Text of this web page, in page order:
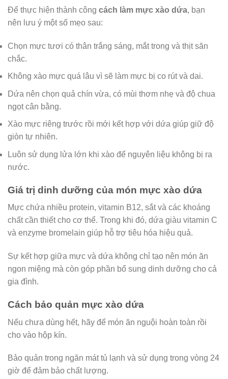
Để thực hiện thành công cách làm mực xào dứa, bạn
nên lưu ý một số mẹo sau:
Chọn mực tươi có thân trắng sáng, mắt trong và thịt săn
chắc.
Không xào mực quá lâu vì sẽ làm mực bị co rút và dai.
Dứa nên chọn quả chín vừa, có mùi thơm nhẹ và độ chua
ngọt cân bằng.
Xào mực riêng trước rồi mới kết hợp với dứa giúp giữ độ
giòn tự nhiên.
Luôn sử dụng lửa lớn khi xào để nguyên liệu không bị ra
nước.
Giá trị dinh dưỡng của món mực xào dứa
Mực chứa nhiều protein, vitamin B12, sắt và các khoáng
chất cần thiết cho cơ thể. Trong khi đó, dứa giàu vitamin C
và enzyme bromelain giúp hỗ trợ tiêu hóa hiệu quả.
Sự kết hợp giữa mực và dứa không chỉ tạo nên món ăn
ngon miệng mà còn góp phần bổ sung dinh dưỡng cho cả
gia đình.
Cách bảo quản mực xào dứa
Nếu chưa dùng hết, hãy để món ăn nguội hoàn toàn rồi
cho vào hộp kín.
Bảo quản trong ngăn mát tủ lạnh và sử dụng trong vòng 24
giờ để đảm bảo chất lượng.